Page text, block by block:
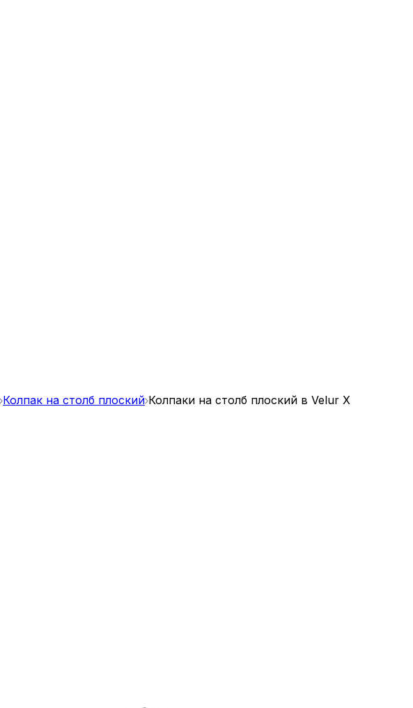
Колпак на столб плоский Колпаки на столб плоский в Velur X